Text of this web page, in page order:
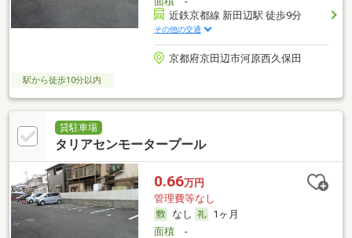
近鉄京都線 新田辺駅 徒歩9分
その他の交通
京都府京田辺市河原西久保田
駅から徒歩10分以内
貸駐車場
タリアセンモータープール
0.66万円
管理費等なし
なし
1ヶ月
面積-